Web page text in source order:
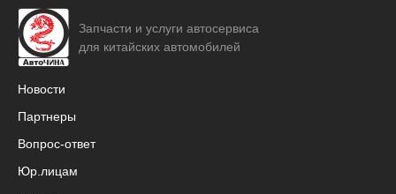
Запчасти и услуги автосервиса
для китайских автомобилей
Новости
Партнеры
Вопрос-ответ
Юр.лицам